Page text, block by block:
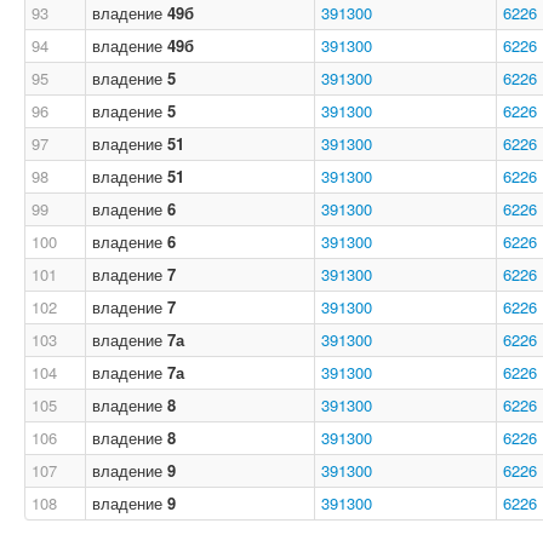
93
владение 49б 391300
6226
94
владение 49б 391300
6226
95
владение 5 391300
6226
96
владение 5 391300
6226
97
владение 51 391300
6226
98
владение 51 391300
6226
99
владение 6 391300
6226
100
владение 6 391300
6226
101
владение 7 391300
6226
102
владение 7 391300
6226
103
владение 7а 391300
6226
104
владение 7а 391300
6226
105
владение 8 391300
6226
106
владение 8 391300
6226
107
владение 9 391300
6226
108
владение 9 391300 6226